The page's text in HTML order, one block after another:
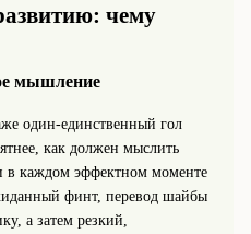
чему
мышление
один-единственный гол
как должен мыслить
в каждом эффектном моменте
финт, перевод шайбы
а затем резкий,